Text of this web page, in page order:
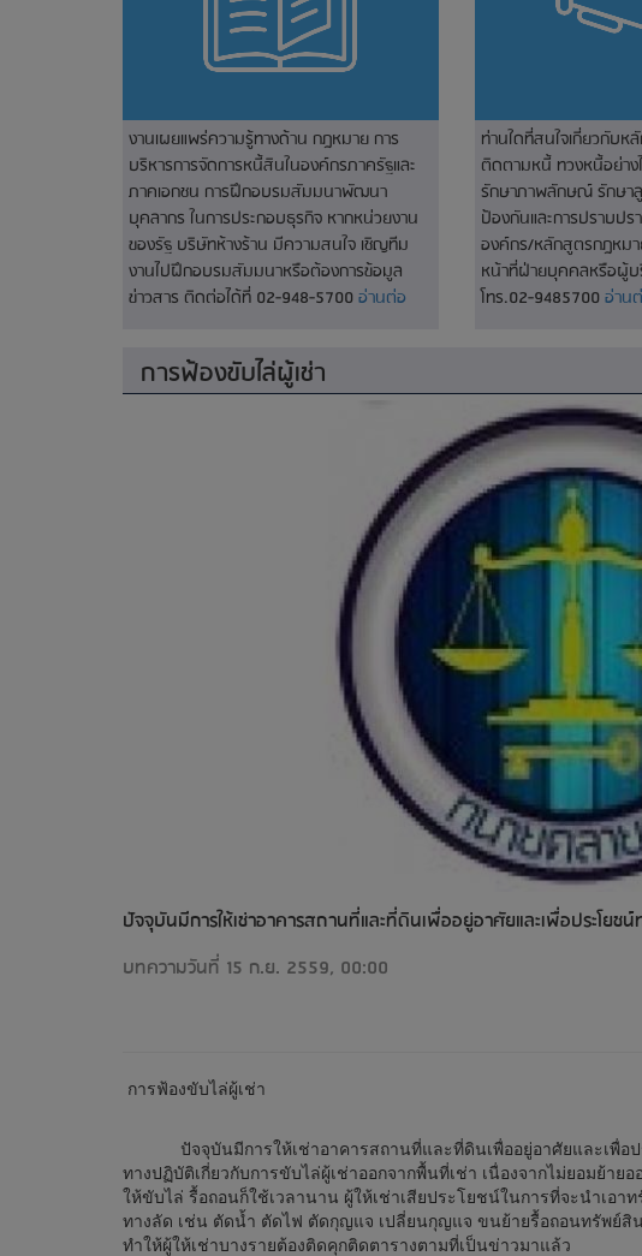
งานเผยแพร่ความรู้ทางด้าน กฎหมาย การ
บริหารการจัดการหนี้สินในองค์กรภาครัฐและ
ภาคเอกชน การฝึกอบรมสัมมนาพัฒนา
บุคลากร ในการประกอบธุรกิจ หากหน่วยงาน
ของรัฐ บริษัทห้างร้าน มีความสนใจ เชิญทีม
งานไปฝึกอบรมสัมมนาหรือต้องการข้อมูล
ข่าวสาร ติดต่อได้ที่ 02-948-5700อ่านต่อ
ท่านใดที่สนใจเกี่ยวกับ
ติดตามหนี้ ทวงหนี้อย่าง
รักษาภาพลักษณ์ รักษา
ป้องกันและการปราบปร
องค์กร/หลักสูตรกฎหมา
หน้าที่ฝ่ายบุคคลหรือผู้บ
โทร.02-9485700อ่าน
การฟ้องขับไล่ผู้เช่า
ปัจจุบันมีการให้เช่าอาคารสถานที่และที่ดินเพื่ออยู่อาศัยและเพื่อประโยช
บทความวันที่ 15 ก.ย. 2559, 00:00
การฟ้องขับไล่ผู้เช่า
ปัจจุบันมีการให้เช่าอาคารสถานที่และที่ดินเพื่ออยู่อาศัยและเพื่อป
ทางปฏิบัติเกี่ยวกับการขับไล่ผู้เช่าออกจากพื้นที่เช่า เนื่องจากไม่ยอมย้าย
ให้ขับไล่ รื้อถอนก็ใช้เวลานาน ผู้ให้เช่าเสียประโยชน์ในการที่จะนำเอา
ทางลัด เช่น ตัดน้ำ ตัดไฟ ตัดกุญแจ เปลี่ยนกุญแจ ขนย้ายรื้อถอนทรัพย์สิน
ทำให้ผู้ให้เช่าบางรายต้องติดคุกติดตารางตามที่เป็นข่าวมาแล้ว